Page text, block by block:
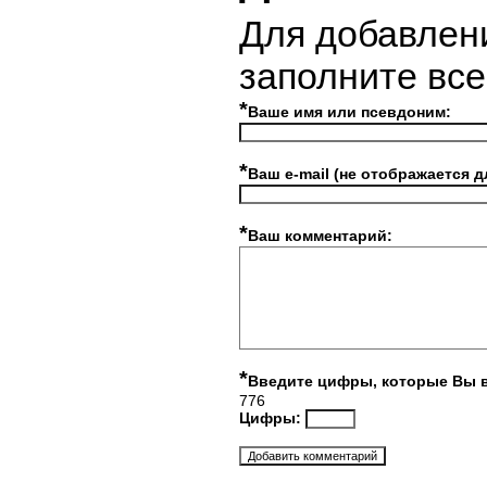
Для
заполните
*Ваше имя или псевдоним:
*Ваш e-mail (не отображается
*Ваш комментарий:
*Введите цифры, которые Вы
776
Цифры: